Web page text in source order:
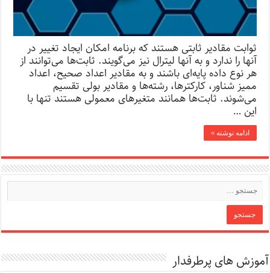
ثوابت مقادیر ثابتی هستند که برنامه امکان ایجاد تغییر در
آنها را ندارد و به آنها لیترال نیز می‌گویند. ثابت‌ها می‌توانند از
هر نوع داده پایه‌ای باشند و به مقادیر اعداد صحیح، اعداد
ممیز شناور، کارکترها، رشته‌ها و مقادیر بولی تقسیم
می‌شوند. ثابت‌ها همانند متغیرهای معمولی هستند تنها با
این …
ادامه نوشته »
آموزش های پرطرفدار